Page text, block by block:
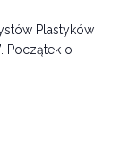
Plastyków
Początek o